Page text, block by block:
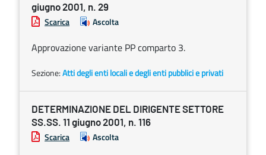
giugno 2001, n. 29
Scarica Ascolta
Approvazione variante PP comparto 3.
Sezione:Atti degli enti locali e degli enti pubblici e privati
DETERMINAZIONE DEL DIRIGENTE SETTORE
SS.SS. 11 giugno 2001, n. 116
Scarica Ascolta